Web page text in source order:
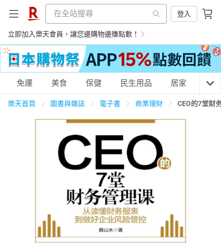
登入
立即加入樂天會員，讓您邊購物邊賺點數！
購物網分類
男裝 化妝保養
免運 美食 保健 民生用品 居家 3C
樂天首頁 圖書與雜誌 電子書 商業理財 CEO的7堂财